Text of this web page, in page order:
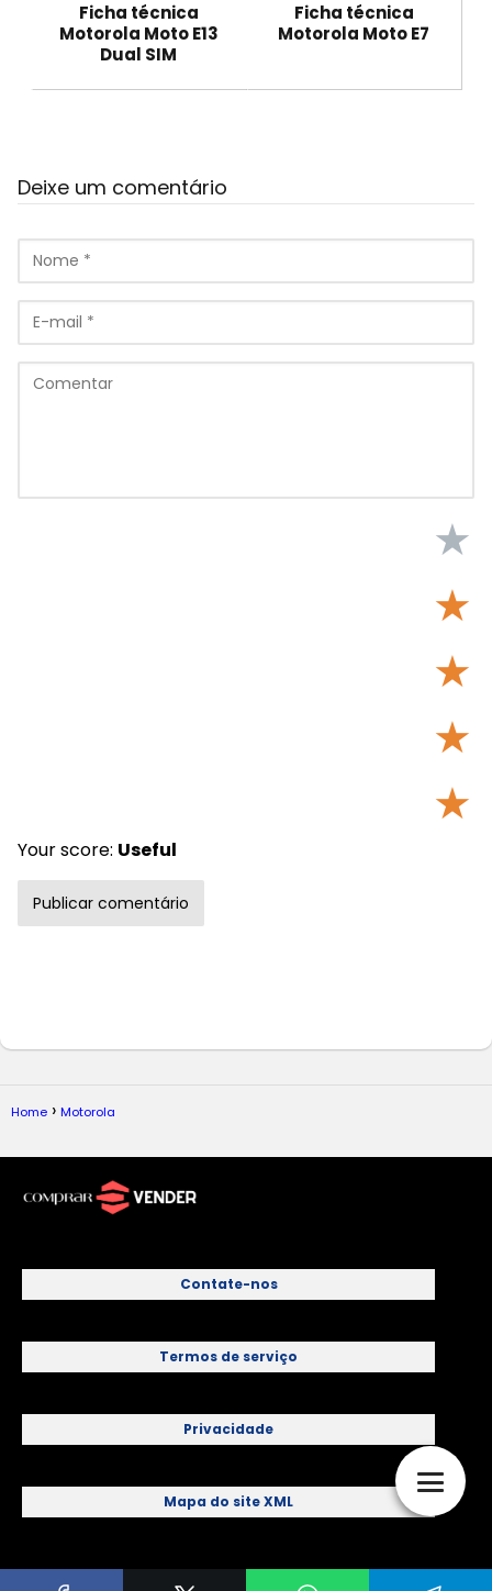
Ficha técnica
Motorola Moto E13
Dual SIM
Ficha técnica
Motorola Moto E7
Deixe um comentário
★
★
★
★
★
Your score: Useful
Home Motorola
Contate-nos
Termos de serviço
Privacidade
Mapa do site XML